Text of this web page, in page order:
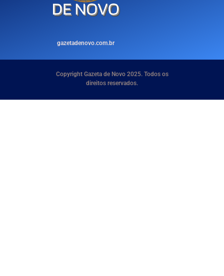
gazetadenovo.com.br
Copyright Gazeta de Novo 2025. Todos os
direitos reservados.